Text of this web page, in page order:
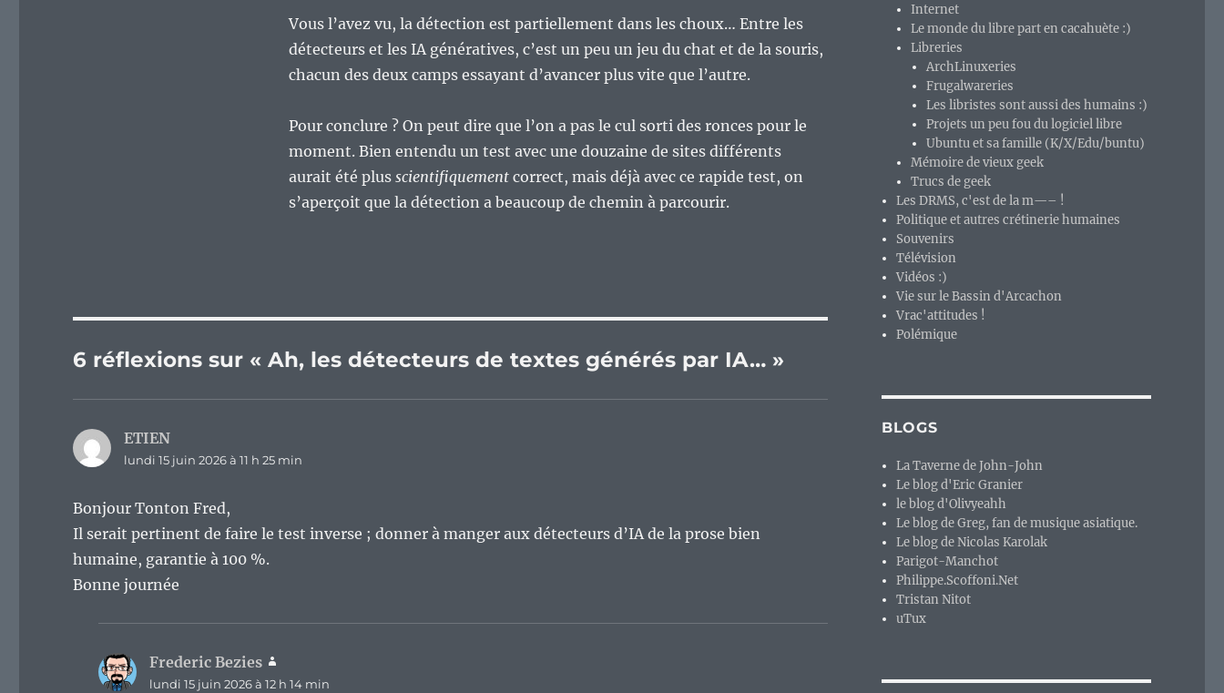
Vous l’avez vu, la détection est partiellement dans les choux… Entre les
détecteurs et les IA génératives, c’est un peu un jeu du chat et de la souris,
chacun des deux camps essayant d’avancer plus vite que l’autre.
Pour conclure ? On peut dire que l’on a pas le cul sorti des ronces pour le
moment. Bien entendu un test avec une douzaine de sites différents
aurait été plus scientifiquementcorrect, mais déjà avec ce rapide test, on
s’aperçoit que la détection a beaucoup de chemin à parcourir.
6 réflexions sur « Ah, les détecteurs de textes générés par IA… »
ETIEN
lundi 15 juin 2026 à 11 h 25 min
Bonjour Tonton Fred,
Il serait pertinent de faire le test inverse ; donner à manger aux détecteurs d’IA de la prose bien
humaine, garantie à 100 %.
Bonne journée
Frederic Bezies
lundi 15 juin 2026 à 12 h 14 min
Internet
Le monde du libre part en cacahuète :)
Libreries
ArchLinuxeries
Frugalwareries
Les libristes sont aussi des humains :)
Projets un peu fou du logiciel libre
Ubuntu et sa famille (K/X/Edu/buntu)
Mémoire de vieux geek
Trucs de geek
Les DRMS, c'est de la m—– !
Politique et autres crétinerie humaines
Souvenirs
Télévision
Vidéos :)
Vie sur le Bassin d'Arcachon
Vrac'attitudes !
Polémique
BLOGS
La Taverne de John-John
Le blog d'Eric Granier
le blog d'Olivyeahh
Le blog de Greg, fan de musique asiatique.
Le blog de Nicolas Karolak
Parigot-Manchot
Philippe.Scoffoni.Net
Tristan Nitot
uTux